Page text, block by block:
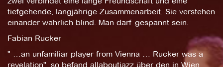
tiefgehende, langjährige Zusammenarbeit. Sie verstehen
einander wahrlich blind. Man darf gespannt sein.
Fabian Rucker
" …an unfamiliar player from Vienna … Rucker was a
revelation", so befand allaboutjazz über den in Wien